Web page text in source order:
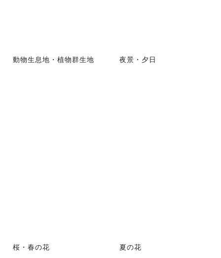
動物生息地・植物群生地 夜景・夕日
桜・春の花 夏の花